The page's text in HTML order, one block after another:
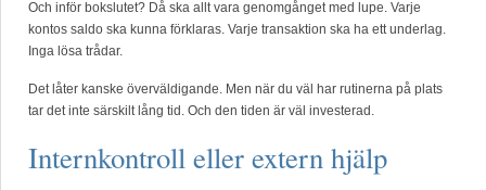
Och inför bokslutet? Då ska allt vara genomgånget med lupe. Varje
kontos saldo ska kunna förklaras. Varje transaktion ska ha ett underlag.
Inga lösa trådar.
Det låter kanske överväldigande. Men när du väl har rutinerna på plats
tar det inte särskilt lång tid. Och den tiden är väl investerad.
Internkontroll eller extern hjälp